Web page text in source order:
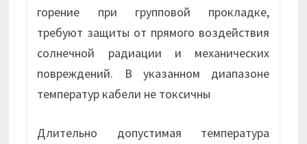
горение при групповой прокладке,
требуют защиты от прямого воздействия
солнечной радиации и механических
повреждений. В указанном диапазоне
температур кабели не токсичны
Длительно допустимая температура